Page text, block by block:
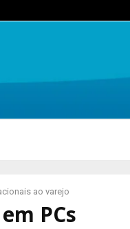
ao varejo
PCs